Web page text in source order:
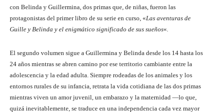
con Belinda y Guillermina, dos primas que, de niñas, fueron las
protagonistas del primer libro de su serie en curso, «Las aventuras de
Guille y Belinda y el enigmático significado de sus sueños«
El segundo volumen sigue a Guillermina y Belinda desde los 14 hasta los
24 años mientras se abren camino por ese territorio cambiante entre la
adolescencia y la edad adulta. Siempre rodeadas de los animales y los
entornos rurales de su infancia, retrata la vida cotidiana de las dos primas
mientras viven un amor juvenil, un embarazo y la maternidad —lo que,
quizá inevitablemente, se traduce en una independencia cada vez mayor